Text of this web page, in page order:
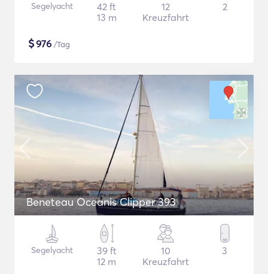
Segelyacht
42 ft
13 m
12
Kreuzfahrt
2
$976 /Tag
Beneteau Oceanis Clipper 393
Segelyacht
39 ft
12 m
10
Kreuzfahrt
3